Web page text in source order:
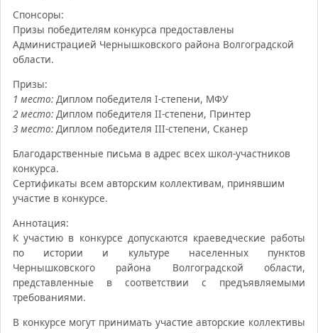
Спонсоры:
Призы победителям конкурса предоставлены
Администрацией Чернышковского района Волгоградской
области.
Призы:
1 место: Диплом победителя I-степени, МФУ
2 место: Диплом победителя II-степени, Принтер
3 место: Диплом победителя III-степени, Сканер
Благодарственные письма в адрес всех школ-участников
конкурса.
Сертификаты всем авторским коллективам, принявшим
участие в конкурсе.
Аннотация:
К участию в конкурсе допускаются краеведческие работы
по истории и культуре населенных пунктов
Чернышковского района Волгоградской области,
представленные в соответствии с предъявляемыми
требованиями.
В конкурсе могут принимать участие авторские коллективы